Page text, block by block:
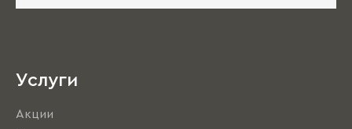
Услуги
Акции